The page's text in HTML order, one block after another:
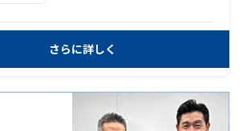
さらに詳しく